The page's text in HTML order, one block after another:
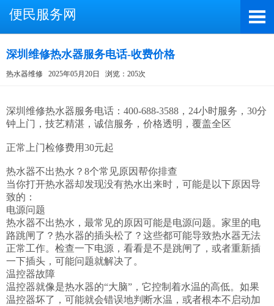
便民服务网
深圳维修热水器服务电话-收费价格
热水器维修 2025年05月20日 浏览：205次
深圳维修热水器服务电话：400-688-3588，24小时服务，30分
钟上门，技艺精湛，诚信服务，价格透明，覆盖全区
正常上门检修费用30元起
热水器不出热水？8个常见原因帮你排查
当你打开热水器却发现没有热水出来时，可能是以下原因导
致的：
电源问题
热水器不出热水，最常见的原因可能是电源问题。家里的电
路跳闸了？热水器的插头松了？这些都可能导致热水器无法
正常工作。检查一下电源，看看是不是跳闸了，或者重新插
一下插头，可能问题就解决了。
温控器故障
温控器就像是热水器的“大脑”，它控制着水温的高低。如果
温控器坏了，可能就会错误地判断水温，或者根本不启动加
微信号：A4000066885
（长按复制微信号，添加好友）
打开微信